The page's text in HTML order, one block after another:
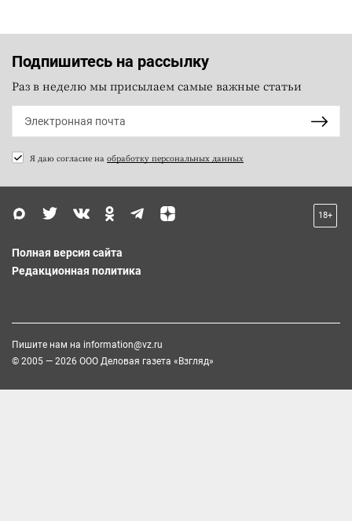
Подпишитесь на рассылку
Раз в неделю мы присылаем самые важные статьи
Я даю согласие на обработку персональных данных
18+
Полная версия сайта
Редакционная политика
Пишите нам на information@vz.ru
© 2005 — 2026 ООО Деловая газета «Взгляд»